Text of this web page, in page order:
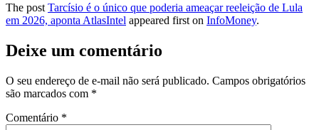
The post Tarcísio é o único que poderia ameaçar reeleição de Lula
em 2026, aponta AtlasIntel appeared first on InfoMoney.
Deixe um comentário
O seu endereço de e-mail não será publicado. Campos obrigatórios
são marcados com *
Comentário *